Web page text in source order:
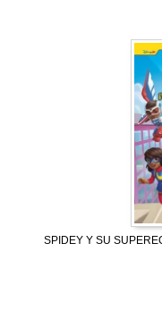
SPIDEY Y SU